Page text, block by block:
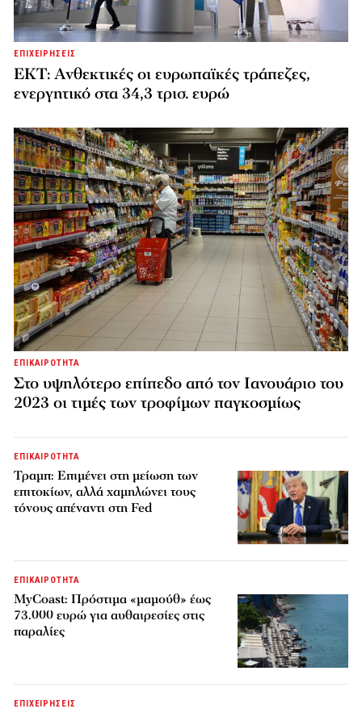
ΕΠΙΧΕΙΡΗΣΕΙΣ
ΕΚΤ: Ανθεκτικές οι ευρωπαϊκές τράπεζες,
ενεργητικό στα 34,3 τρισ. ευρώ
ΕΠΙΚΑΙΡΟΤΗΤΑ
Στο υψηλότερο επίπεδο από τον Ιανουάριο του
2023 οι τιμές των τροφίμων παγκοσμίως
ΕΠΙΚΑΙΡΟΤΗΤΑ
Τραμπ: Επιμένει στη μείωση των
επιτοκίων, αλλά χαμηλώνει τους
τόνους απέναντι στη Fed
ΕΠΙΚΑΙΡΟΤΗΤΑ
MyCoast: Πρόστιμα «μαμούθ» έως
73.000 ευρώ για αυθαιρεσίες στις
παραλίες
ΕΠΙΧΕΙΡΗΣΕΙΣ